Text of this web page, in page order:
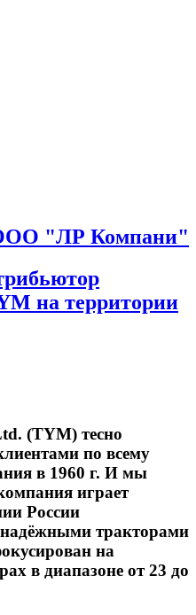
"ЛР Компани"
на территории
(TYM) тесно
по всему
в 1960 г. И мы
играет
России
тракторами
на
в диапазоне от 23 до